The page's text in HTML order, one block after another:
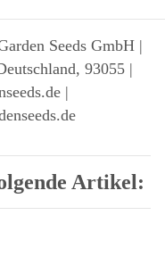
Seeds GmbH |
93055 |
|
Artikel: